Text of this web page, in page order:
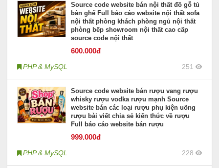
Source code website bán nội thất đồ gỗ tủ
bàn ghế Full báo cáo website nội thất sofa
nội thất phòng khách phòng ngủ nội thất
phòng bếp showroom nội thất cao cấp
source code nội thất
600.000đ
PHP & MySQL 251
Source code website bán rượu vang rượu
whisky rượu vodka rượu mạnh Source
website bán các loại rượu phụ kiện uống
rượu bài viết chia sẻ kiến thức về rượu
Full báo cáo website bán rượu
999.000đ
PHP & MySQL 228